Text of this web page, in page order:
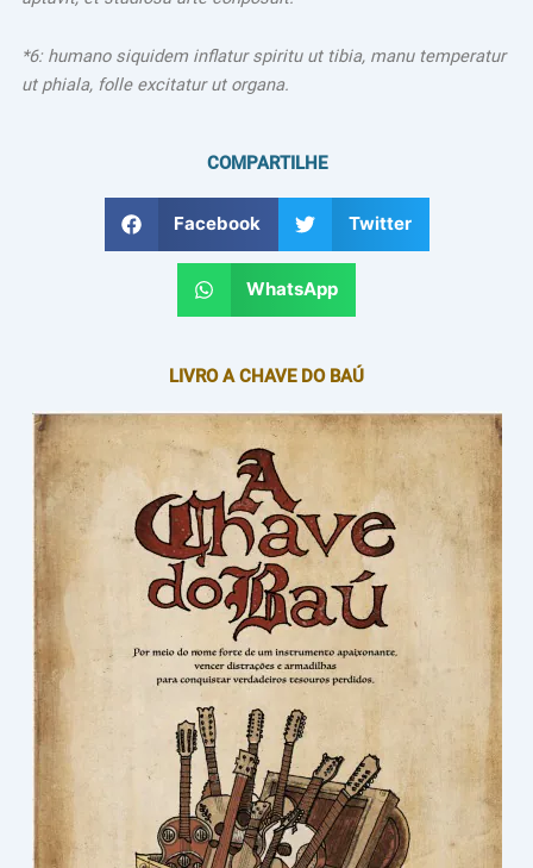
*6: humano siquidem inflatur spiritu ut tibia, manu temperatur
ut phiala, folle excitatur ut organa.
COMPARTILHE
Facebook Twitter
WhatsApp
LIVRO A CHAVE DO BAÚ